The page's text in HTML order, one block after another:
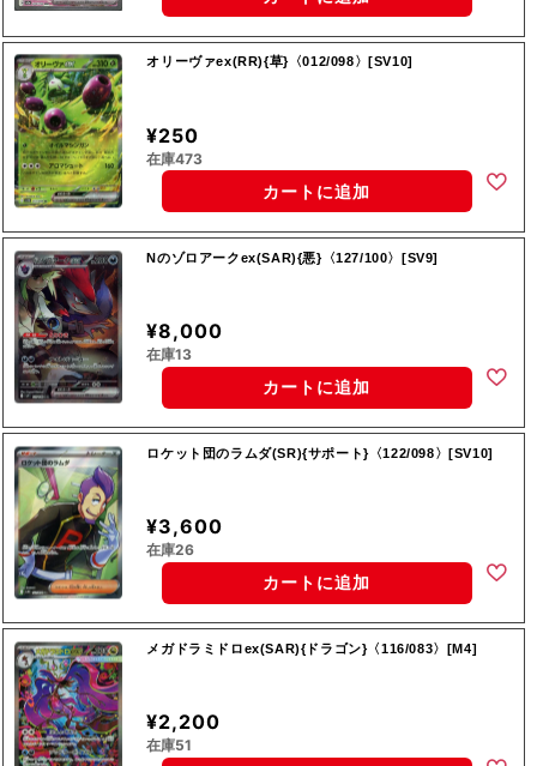
オリーヴァex(RR){草}〈012/098〉[SV10]
¥250
在庫473
カートに追加
Nのゾロアークex(SAR){悪}〈127/100〉[SV9]
¥8,000
在庫13
カートに追加
ロケット団のラムダ(SR){サポート}〈122/098〉[SV10]
¥3,600
在庫26
カートに追加
メガドラミドロex(SAR){ドラゴン}〈116/083〉[M4]
¥2,200
在庫51